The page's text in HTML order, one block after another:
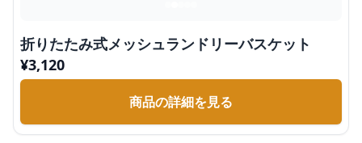
折りたたみ式メッシュランドリーバスケット
¥3,120
商品の詳細を見る